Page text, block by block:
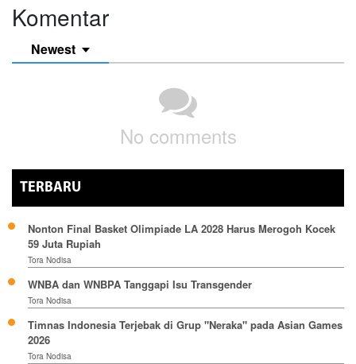
Komentar
Newest
No comments
TERBARU
Nonton Final Basket Olimpiade LA 2028 Harus Merogoh Kocek
59 Juta Rupiah
Tora Nodisa
WNBA dan WNBPA Tanggapi Isu Transgender
Tora Nodisa
Timnas Indonesia Terjebak di Grup "Neraka" pada Asian Games
2026
Tora Nodisa